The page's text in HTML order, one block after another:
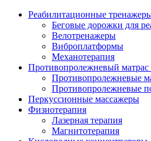
Реабилитационные
Беговые дорожки для
Велотренажеры
Виброплатформы
Механотерапия
Противопролежневый
Противопролежневые
Противопролежневые
Перкуссионные массажеры
Физиотерапия
Лазерная терапия
Магнитотерапия